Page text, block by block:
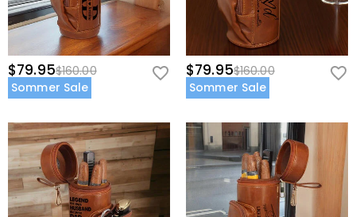
$79.95$160.00
Sommer Sale
$79.95$160.00
Sommer Sale